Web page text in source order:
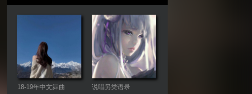
18-19年中文舞曲
说唱另类语录